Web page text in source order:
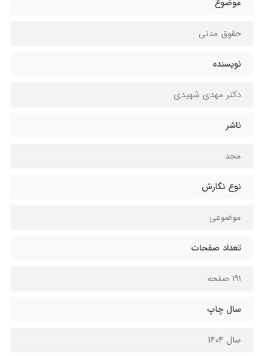
موضوع
حقوق مدنی
نویسنده
دکتر مهدی شهیدی
ناشر
مجد
نوع نگارش
موضوعی
تعداد صفحات
191 صفحه
سال چاپ
سال 1404